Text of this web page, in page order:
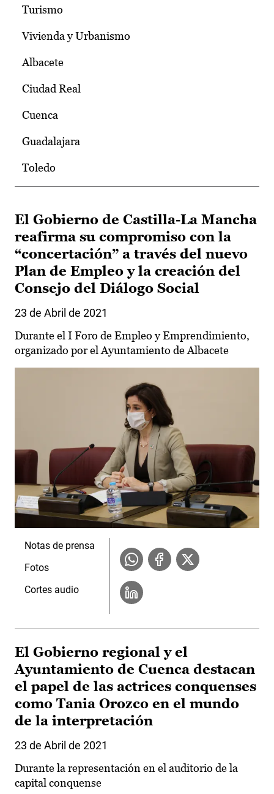
Turismo
Vivienda y Urbanismo
Albacete
Ciudad Real
Cuenca
Guadalajara
Toledo
El Gobierno de Castilla-La Mancha
reafirma su compromiso con la
“concertación” a través del nuevo
Plan de Empleo y la creación del
Consejo del Diálogo Social
23 de Abril de 2021
Durante el I Foro de Empleo y Emprendimiento,
organizado por el Ayuntamiento de Albacete
Notas de prensa
Fotos
Cortes audio
El Gobierno regional y el
Ayuntamiento de Cuenca destacan
el papel de las actrices conquenses
como Tania Orozco en el mundo
de la interpretación
23 de Abril de 2021
Durante la representación en el auditorio de la
capital conquense